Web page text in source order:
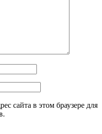
сайта в этом браузере для